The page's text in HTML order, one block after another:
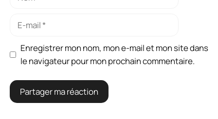
Enregistrer mon nom, mon e-mail et mon site dans
le navigateur pour mon prochain commentaire.